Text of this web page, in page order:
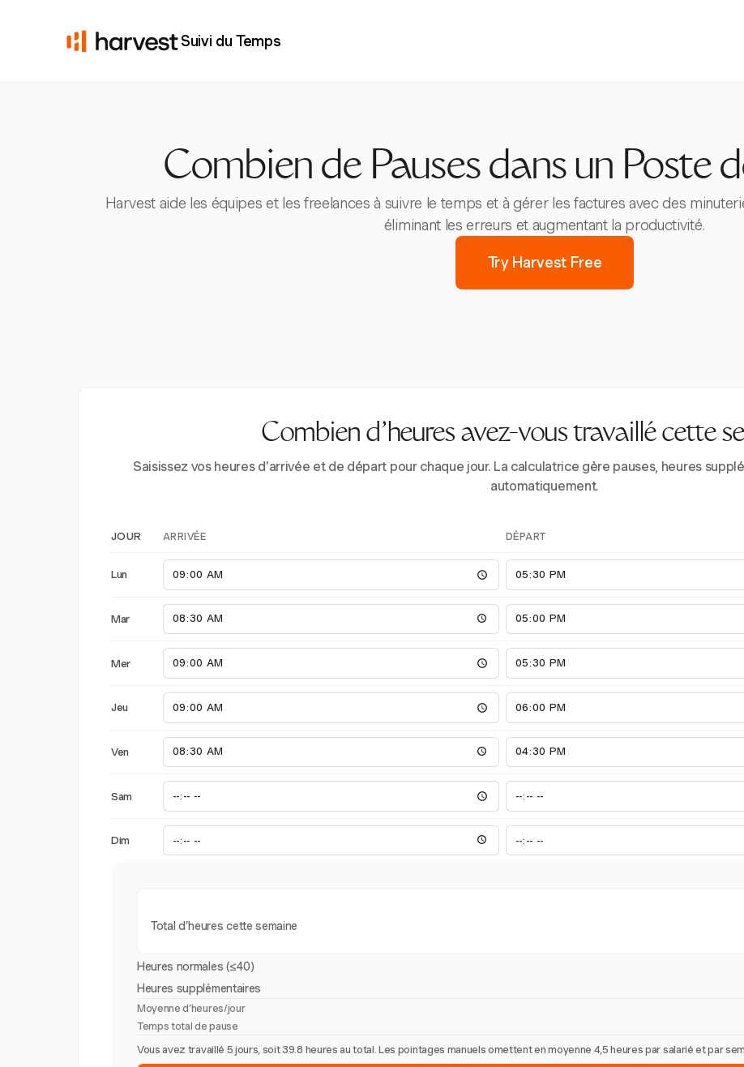
Suivi du Temps
Combien de Pauses dans un Poste
Harvest aide les équipes et les freelances à suivre le temps et à gérer les factures avec des
éliminant les erreurs et augmentant la productivité.
Try Harvest Free
Combien d’heures avez-vous travaillé cette
Saisissez vos heures d’arrivée et de départ pour chaque jour. La calculatrice gère pauses, heures
automatiquement.
JOUR ARRIVÉE DÉPART
Lun
Mar
Mer
Jeu
Ven
Sam
Dim
Total d’heures cette semaine
Heures normales (≤40)
Heures supplémentaires
Moyenne d’heures/jour
Temps total de pause
Vous avez travaillé 5 jours, soit 39.8 heures au total. Les pointages manuels omettent en moyenne 4,5 heures par salarié et par